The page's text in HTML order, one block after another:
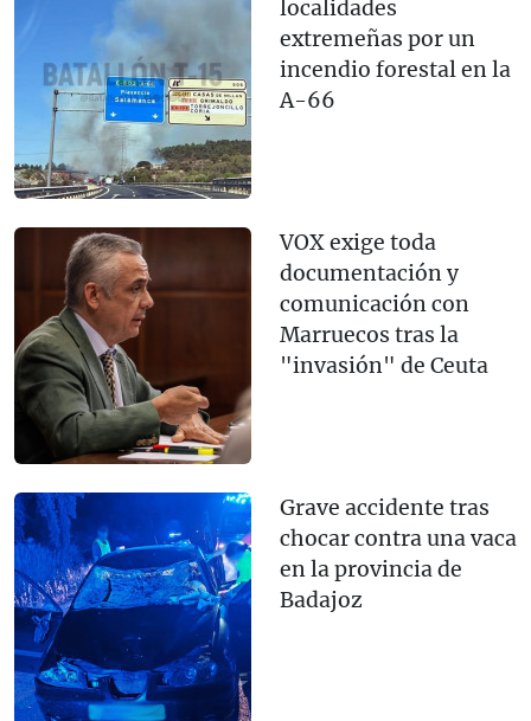
localidades
extremeñas por un
incendio forestal en la
A-66
VOX exige toda
documentación y
comunicación con
Marruecos tras la
"invasión" de Ceuta
Grave accidente tras
chocar contra una vaca
en la provincia de
Badajoz